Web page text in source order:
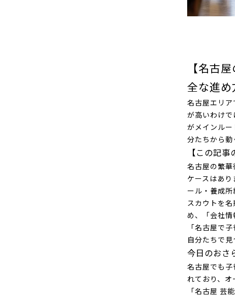
【名古
全な進
名古屋エリ
が高いわけで
がメインル
分たちから動
【この記事
名古屋の繁
ケースはあ
ール・養成所
スカウトを
め、「会社
「名古屋で
自分たちで
今日のおさ
名古屋でも
れており、オ
「名古屋 芸